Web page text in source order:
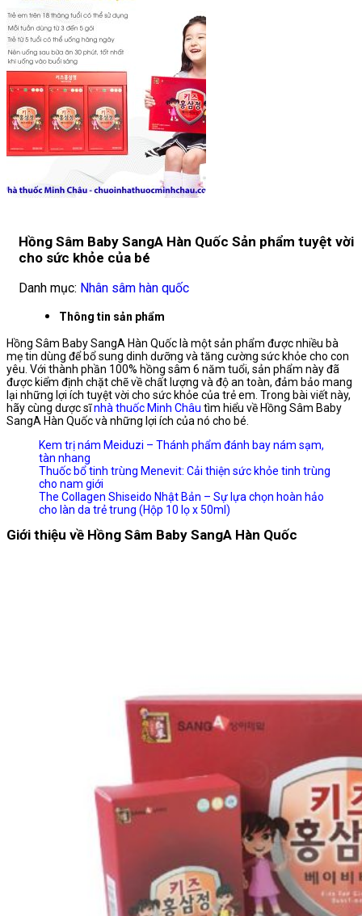
Hồng Sâm Baby SangA Hàn Quốc Sản phẩm tuyệt vời
cho sức khỏe của bé
Danh mục: Nhân sâm hàn quốc
Thông tin sản phẩm
Hồng Sâm Baby SangA Hàn Quốc là một sản phẩm được nhiều bà
mẹ tin dùng để bổ sung dinh dưỡng và tăng cường sức khỏe cho con
yêu. Với thành phần 100% hồng sâm 6 năm tuổi, sản phẩm này đã
được kiểm định chặt chẽ về chất lượng và độ an toàn, đảm bảo mang
lại những lợi ích tuyệt vời cho sức khỏe của trẻ em. Trong bài viết này,
hãy cùng dược sĩnhà thuốc Minh Châu tìm hiểu về Hồng Sâm Baby
SangA Hàn Quốc và những lợi ích của nó cho bé.
Kem trị nám Meiduzi – Thánh phẩm đánh bay nám sạm,
tàn nhang
Thuốc bổ tinh trùng Menevit: Cải thiện sức khỏe tinh trùng
cho nam giới
The Collagen Shiseido Nhật Bản – Sự lựa chọn hoàn hảo
cho làn da trẻ trung (Hộp 10 lọ x 50ml)
Giới thiệu về Hồng Sâm Baby SangA Hàn Quốc